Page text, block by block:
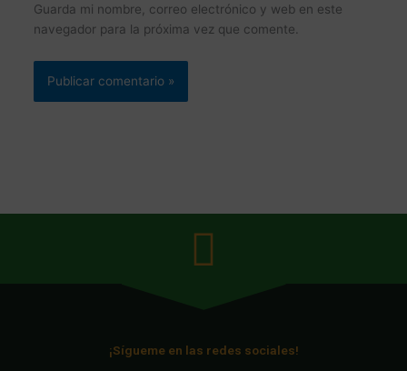
Guarda mi nombre, correo electrónico y web en este
navegador para la próxima vez que comente.
¡Sígueme en las redes sociales!